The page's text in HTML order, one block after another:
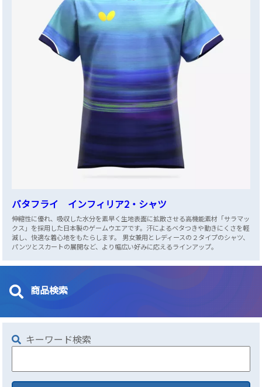
バタフライ インフィリア2・シャツ
伸縮性に優れ、吸収した水分を素早く生地表面に拡散させる高機能素材「サラマッ
クス」を採用した日本製のゲームウエアです。汗によるベタつきや動きにくさを軽
減し、快適な着心地をもたらします。 男女兼用とレディースの２タイプのシャツ、
パンツとスカートの展開など、より幅広い好みに応えるラインアップ。
商品検索
キーワード検索